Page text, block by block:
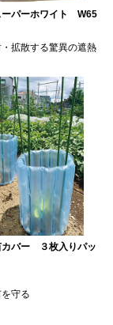
ーパーホワイト W65
拡散する驚異の遮熱
カバー ３枚入りパッ
守る